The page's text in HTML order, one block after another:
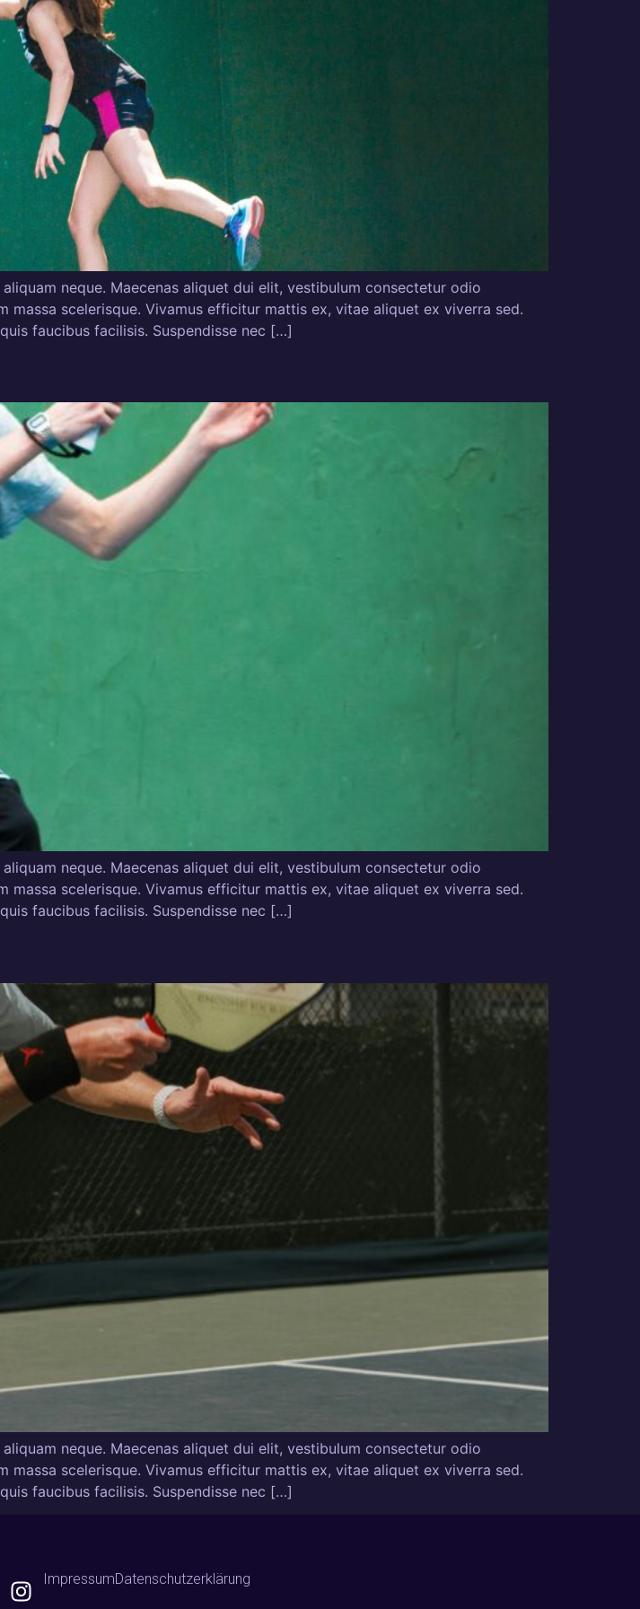
neque. Maecenas aliquet dui elit, vestibulum consectetur odio
massa scelerisque. Vivamus efficitur mattis ex, vitae aliquet ex viverra sed.
faucibus facilisis. Suspendisse nec […]
neque. Maecenas aliquet dui elit, vestibulum consectetur odio
massa scelerisque. Vivamus efficitur mattis ex, vitae aliquet ex viverra sed.
faucibus facilisis. Suspendisse nec […]
neque. Maecenas aliquet dui elit, vestibulum consectetur odio
massa scelerisque. Vivamus efficitur mattis ex, vitae aliquet ex viverra sed.
faucibus facilisis. Suspendisse nec […]
ImpressumDatenschutzerklärung